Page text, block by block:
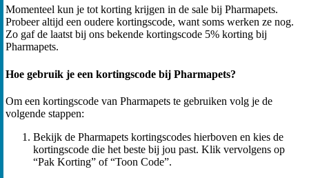
Momenteel kun je tot korting krijgen in de sale bij Pharmapets.
Probeer altijd een oudere kortingscode, want soms werken ze nog.
Zo gaf de laatst bij ons bekende kortingscode 5% korting bij
Pharmapets.
Hoe gebruik je een kortingscode bij Pharmapets?
Om een kortingscode van Pharmapets te gebruiken volg je de
volgende stappen:
Bekijk de Pharmapets kortingscodes hierboven en kies de
kortingscode die het beste bij jou past. Klik vervolgens op
“Pak Korting” of “Toon Code”.